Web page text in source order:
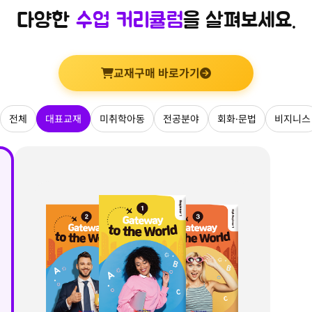
다양한 수업 커리큘럼을 살펴보세요.
교재구매 바로가기
전체 대표교재 미취학아동 전공분야 회화·문법 비지니스